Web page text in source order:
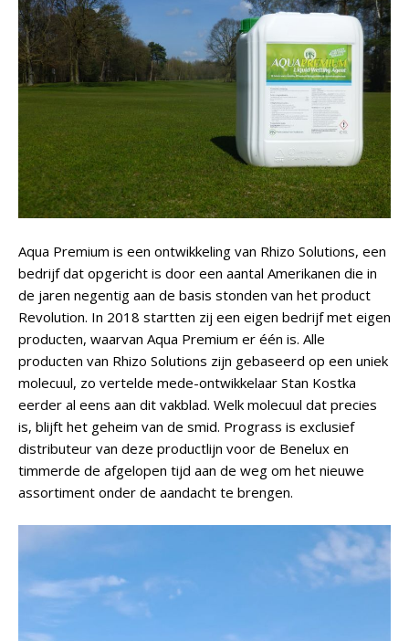
Aqua Premium is een ontwikkeling van Rhizo Solutions, een
bedrijf dat opgericht is door een aantal Amerikanen die in
de jaren negentig aan de basis stonden van het product
Revolution. In 2018 startten zij een eigen bedrijf met eigen
producten, waarvan Aqua Premium er één is. Alle
producten van Rhizo Solutions zijn gebaseerd op een uniek
molecuul, zo vertelde mede-ontwikkelaar Stan Kostka
eerder al eens aan dit vakblad. Welk molecuul dat precies
is, blijft het geheim van de smid. Prograss is exclusief
distributeur van deze productlijn voor de Benelux en
timmerde de afgelopen tijd aan de weg om het nieuwe
assortiment onder de aandacht te brengen.